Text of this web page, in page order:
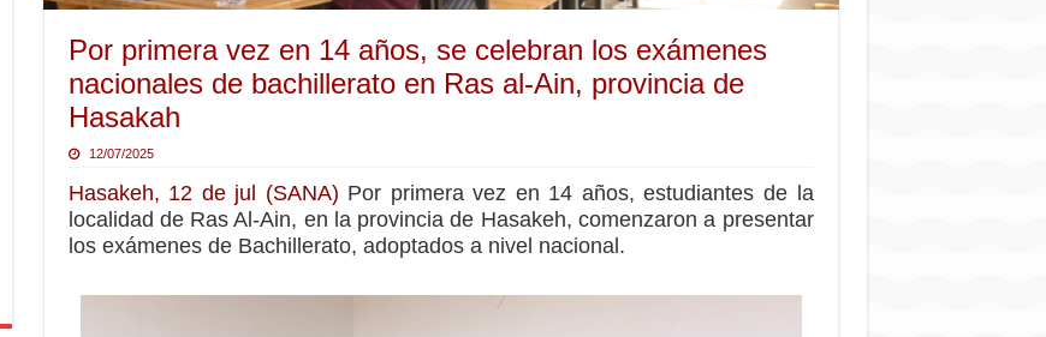
Por primera vez en 14 años, se celebran los exámenes
nacionales de bachillerato en Ras al-Ain, provincia de
Hasakah
12/07/2025
Hasakeh, 12 de jul (SANA) Por primera vez en 14 años, estudiantes de la
localidad de Ras Al-Ain, en la provincia de Hasakeh, comenzaron a presentar
los exámenes de Bachillerato, adoptados a nivel nacional.